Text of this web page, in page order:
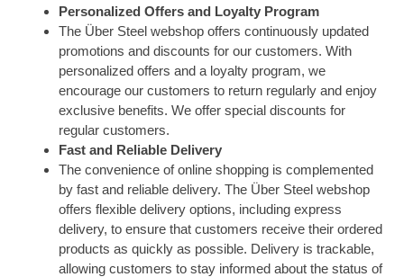
Personalized Offers and Loyalty Program
The Über Steel webshop offers continuously updated
promotions and discounts for our customers. With
personalized offers and a loyalty program, we
encourage our customers to return regularly and enjoy
exclusive benefits. We offer special discounts for
regular customers.
Fast and Reliable Delivery
The convenience of online shopping is complemented
by fast and reliable delivery. The Über Steel webshop
offers flexible delivery options, including express
delivery, to ensure that customers receive their ordered
products as quickly as possible. Delivery is trackable,
allowing customers to stay informed about the status of